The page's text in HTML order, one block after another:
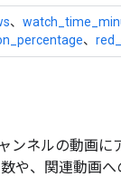
、
、
ンネルの動画
や、関連動画